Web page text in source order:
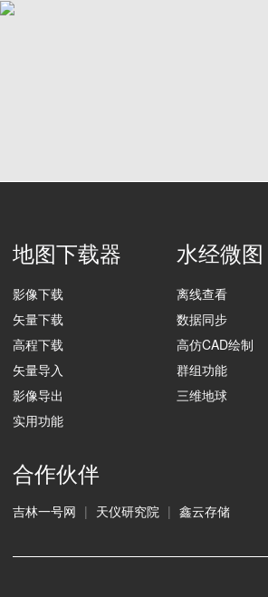
地图下载器
影像下载
矢量下载
高程下载
矢量导入
影像导出
实用功能
水经微图
离线查看
数据同步
高仿CAD绘制
群组功能
三维地球
合作伙伴
吉林一号网 | 天仪研究院 | 鑫云存储